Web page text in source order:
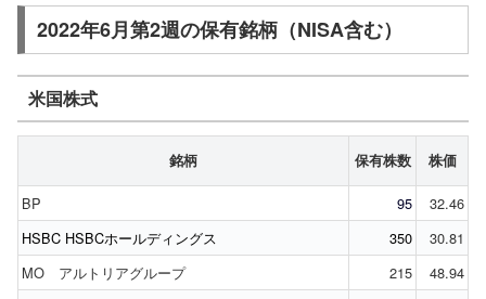
2022年6月第2週の保有銘柄（NISA含む）
米国株式
銘柄 保有株数 株価
BP 95
32.46
HSBC HSBCホールディングス
350
30.81
MO アルトリアグループ
215
48.94